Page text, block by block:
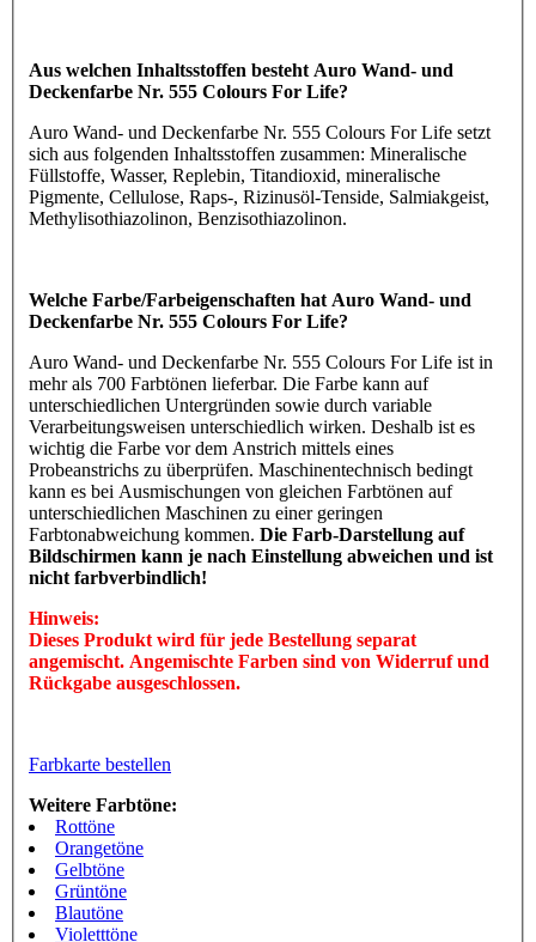
Aus welchen Inhaltsstoffen besteht Auro Wand- und
Deckenfarbe Nr. 555 Colours For Life?
Auro Wand- und Deckenfarbe Nr. 555 Colours For Life setzt
sich aus folgenden Inhaltsstoffen zusammen: Mineralische
Füllstoffe, Wasser, Replebin, Titandioxid, mineralische
Pigmente, Cellulose, Raps-, Rizinusöl-Tenside, Salmiakgeist,
Methylisothiazolinon, Benzisothiazolinon.
Welche Farbe/Farbeigenschaften hat Auro Wand- und
Deckenfarbe Nr. 555 Colours For Life?
Auro Wand- und Deckenfarbe Nr. 555 Colours For Life ist in
mehr als 700 Farbtönen lieferbar. Die Farbe kann auf
unterschiedlichen Untergründen sowie durch variable
Verarbeitungsweisen unterschiedlich wirken. Deshalb ist es
wichtig die Farbe vor dem Anstrich mittels eines
Probeanstrichs zu überprüfen. Maschinentechnisch bedingt
kann es bei Ausmischungen von gleichen Farbtönen auf
unterschiedlichen Maschinen zu einer geringen
Farbtonabweichung kommen. Die Farb-Darstellung auf
Bildschirmen kann je nach Einstellung abweichen und ist
nicht farbverbindlich!
Hinweis:
Dieses Produkt wird für jede Bestellung separat
angemischt. Angemischte Farben sind von Widerruf und
Rückgabe ausgeschlossen.
Farbkarte bestellen
Weitere Farbtöne:
Rottöne
Orangetöne
Gelbtöne
Grüntöne
Blautöne
Violetttöne